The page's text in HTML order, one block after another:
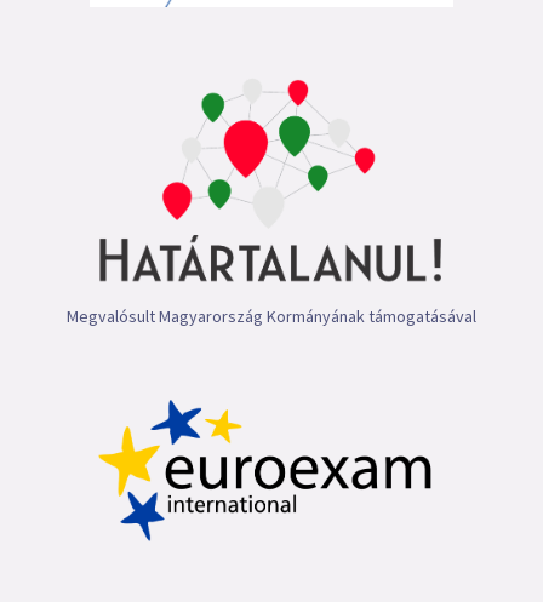
Megvalósult Magyarország Kormányának támogatásával